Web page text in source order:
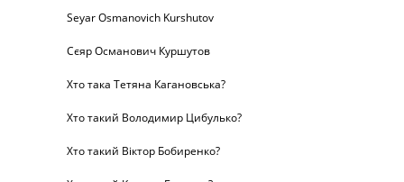
Seyar Osmanovich Kurshutov
Сєяр Османович Куршутов
Хто така Тетяна Кагановська?
Хто такий Володимир Цибулько?
Хто такий Віктор Бобиренко?